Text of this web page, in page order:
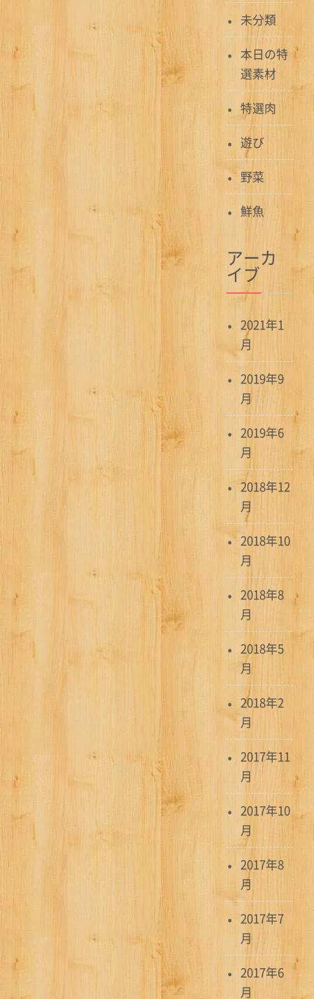
未分類
本日の特
選素材
特選肉
遊び
野菜
鮮魚
アーカ
イブ
2021年1
月
2019年9
月
2019年6
月
2018年12
月
2018年10
月
2018年8
月
2018年5
月
2018年2
月
2017年11
月
2017年10
月
2017年8
月
2017年7
月
2017年6
月